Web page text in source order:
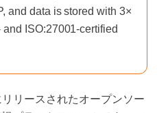
and data is stored with 3×
ISO:27001-certified
リースされたオープンソー